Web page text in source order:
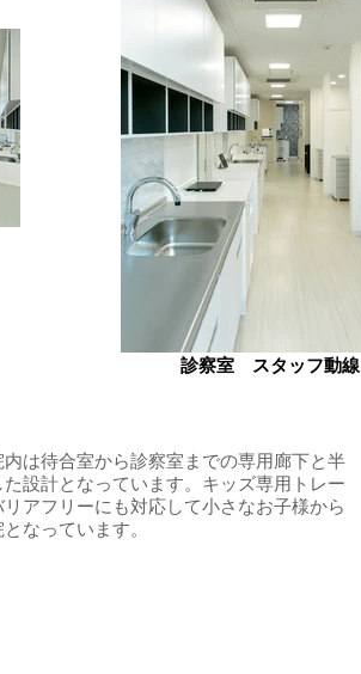
診察室 スタッフ動線
は待合室から診察室までの専用廊下と半
設計となっています。キッズ専用トレー
アフリーにも対応して小さなお子様から
なっています。